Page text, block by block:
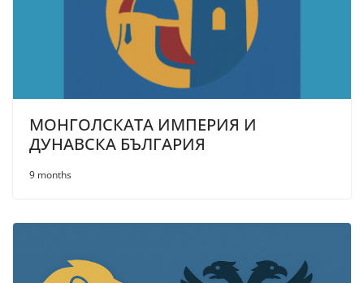
МОНГОЛСКАТА ИМПЕРИЯ И
ДУНАВСКА БЪЛГАРИЯ
9 months